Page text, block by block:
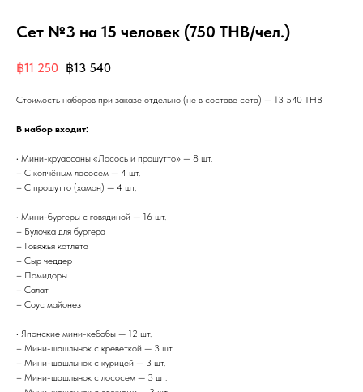
Сет №3 на 15 человек (750 THB/чел.)
฿11 250 ฿13 540
Стоимость наборов при заказе отдельно (не в составе сета) — 13 540 THB
В набор входит:
• Мини-круассаны «Лосось и прошутто» — 8 шт.
– С копчёным лососем — 4 шт.
– С прошутто (хамон) — 4 шт.
• Мини-бургеры с говядиной — 16 шт.
– Булочка для бургера
– Говяжья котлета
– Сыр чеддер
– Помидоры
– Салат
– Соус майонез
• Японские мини-кебабы — 12 шт.
– Мини-шашлычок с креветкой — 3 шт.
– Мини-шашлычок с курицей — 3 шт.
– Мини-шашлычок с лососем — 3 шт.